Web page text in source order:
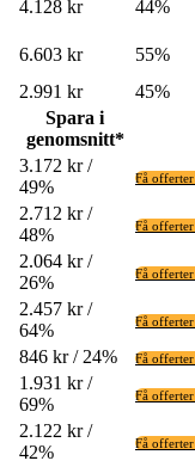
4.128 kr 44%
6.603 kr 55%
2.991 kr 45%
Spara i
genomsnitt*
3.172 kr /
49%
Få offerter
2.712 kr /
48%
Få offerter
2.064 kr /
26%
Få offerter
2.457 kr /
64%
Få offerter
846 kr / 24% Få offerter
1.931 kr /
69%
Få offerter
2.122 kr /
42%
Få offerter